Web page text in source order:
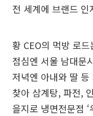
전 세계에 브랜드
황 CEO의 먹방 로
점심엔 서울 남대문
저녁엔 아내와 딸 등
찾아 삼계탕, 파전,
을지로 냉면전문점